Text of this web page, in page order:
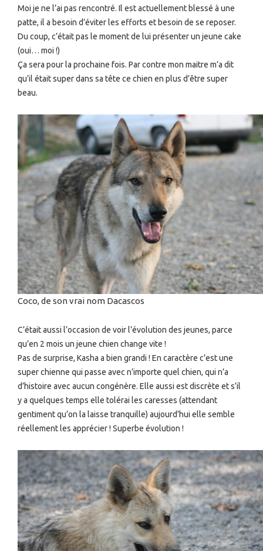
Moi je ne l’ai pas rencontré. Il est actuellement blessé à une
patte, il a besoin d’éviter les efforts et besoin de se reposer.
Du coup, c’était pas le moment de lui présenter un jeune cake
(oui… moi !)
Ça sera pour la prochaine fois. Par contre mon maitre m’a dit
qu’il était super dans sa tête ce chien en plus d’être super
beau.
Coco, de son vrai nom Dacascos
C’était aussi l’occasion de voir l’évolution des jeunes, parce
qu’en 2 mois un jeune chien change vite !
Pas de surprise, Kasha a bien grandi ! En caractère c’est une
super chienne qui passe avec n’importe quel chien, qui n’a
d’histoire avec aucun congénère. Elle aussi est discrète et s’il
y a quelques temps elle tolérai les caresses (attendant
gentiment qu’on la laisse tranquille) aujourd’hui elle semble
réellement les apprécier ! Superbe évolution !